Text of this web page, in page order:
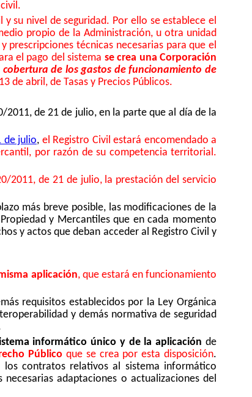
su nivel de seguridad. Por ello se establece el
propio de la Administración, u otra unidad
técnicas necesarias para que el
el pago del sistema se crea una Corporación
de los gastos de funcionamiento de
de abril, de Tasas y Precios Públicos.
2011, de 21 de julio, en la parte que al día de la
de julio, el Registro Civil estará encomendado a
por razón de su competencia territorial.
2011, de 21 de julio, la prestación del servicio
más breve posible, las modificaciones de la
y Mercantiles que en cada momento
y actos que deban acceder al Registro Civil y
aplicación, que estará en funcionamiento
requisitos establecidos por la Ley Orgánica
y demás normativa de seguridad
informático único y de la aplicación de
Público que se crea por esta disposición.
contratos relativos al sistema informático
adaptaciones o actualizaciones del